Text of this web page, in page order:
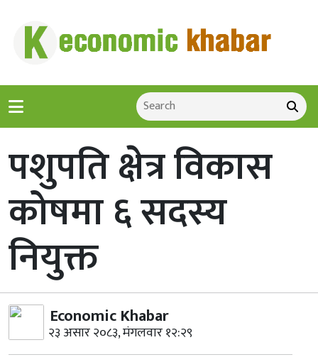
पशुपति क्षेत्र विकास
कोषमा ६ सदस्य
नियुक्त
Economic Khabar
२३ असार २०८३, मंगलवार १२:२९